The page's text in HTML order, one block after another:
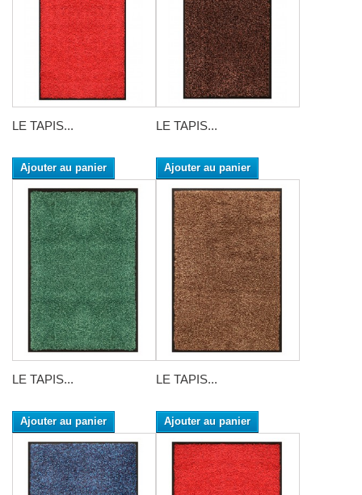
LE TAPIS...
Ajouter au panier
LE TAPIS...
Ajouter au panier
LE TAPIS...
Ajouter au panier
LE TAPIS...
Ajouter au panier